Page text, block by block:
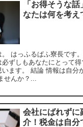
「お得そうな
なたは何を考え
はっふるぱふ寮長です
ずしもあなたにとって
います。 結論 情報は自分
せんか？...
会社にばれずに
介！税金は自分